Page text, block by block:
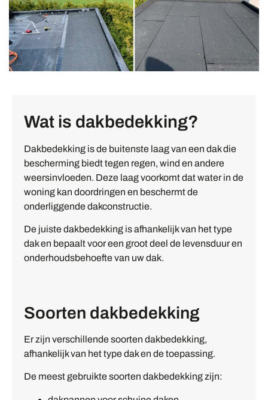
Wat is dakbedekking?
Dakbedekking is de buitenste laag van een dak die
bescherming biedt tegen regen, wind en andere
weersinvloeden. Deze laag voorkomt dat water in de
woning kan doordringen en beschermt de
onderliggende dakconstructie.
De juiste dakbedekking is afhankelijk van het type
dak en bepaalt voor een groot deel de levensduur en
onderhoudsbehoefte van uw dak.
Soorten dakbedekking
Er zijn verschillende soorten dakbedekking,
afhankelijk van het type dak en de toepassing.
De meest gebruikte soorten dakbedekking zijn: